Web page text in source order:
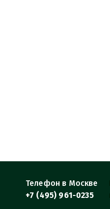
Телефон в Москве
+7 (495) 961-0235